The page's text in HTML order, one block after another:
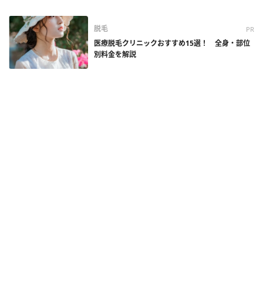
脱毛 PR
医療脱毛クリニックおすすめ15選！ 全身・部位
別料金を解説